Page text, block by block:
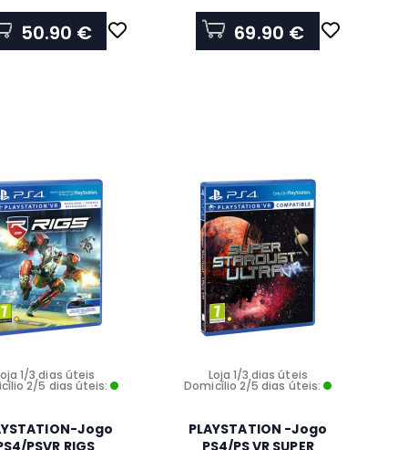
50.90 € 69.90 €
1/3 dias úteis
2/5 dias úteis:
Jogo
PSVR RIGS
Loja 1/3 dias úteis
Domicílio 2/5 dias úteis:
PLAYSTATION -Jogo
PS4/PS VR SUPER